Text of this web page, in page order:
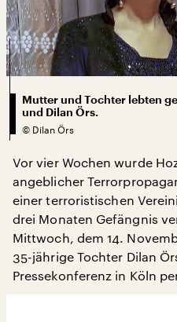
Mutter und Tochter lebten
und Dilan Örs.
© Dilan Örs
Vor vier Wochen wurde
angeblicher
einer terroristischen
drei Monaten Gefängnis
Mittwoch, dem 14.
35-jährige Tochter Dilan
Pressekonferenz in Köln